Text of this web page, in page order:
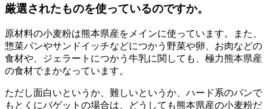
厳選されたものを使っているのですか。
原材料の小麦粉は熊本県産をメインに使っています。また、
惣菜パンやサンドイッチなどにつかう野菜や卵、お肉などの
食材や、ジェラートにつかう牛乳に関しても、極力熊本県産
の食材でまかなっています。
ただし面白いというか、難しいというか、ハード系のパンで
もとくにバゲットの場合は、どうしても熊本県産の小麦粉だ